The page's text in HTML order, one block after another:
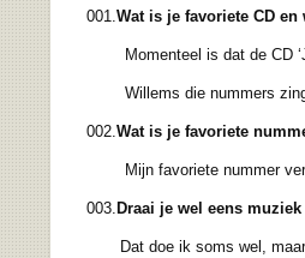
001.Wat is je favoriete CD en
Momenteel is dat de CD
Willems die nummers zingt
002.Wat is je favoriete
Mijn favoriete nummer
003. Draai je wel eens
Dat doe ik soms wel,